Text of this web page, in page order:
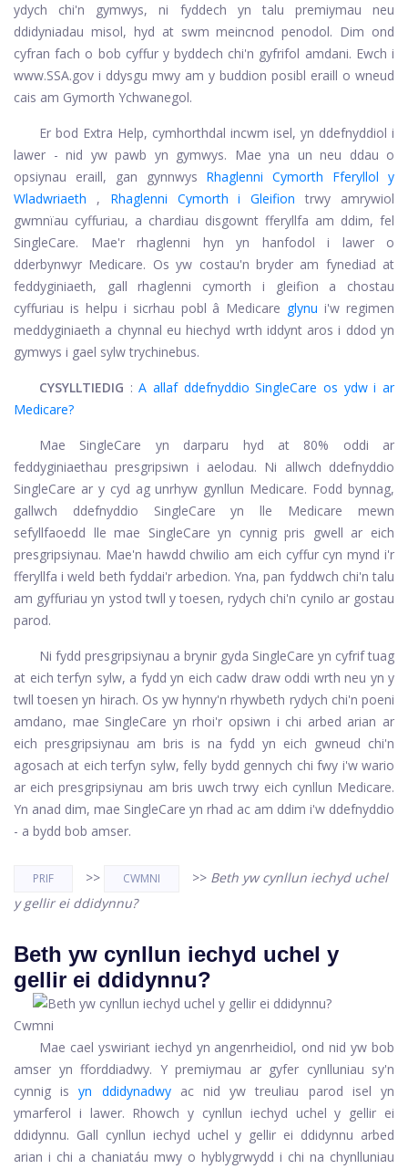
ydych chi'n gymwys, ni fyddech yn talu premiymau neu
ddidyniadau misol, hyd at swm meincnod penodol. Dim ond
cyfran fach o bob cyffur y byddech chi'n gyfrifol amdani. Ewch i
www.SSA.gov i ddysgu mwy am y buddion posibl eraill o wneud
cais am Gymorth Ychwanegol.
Er bod Extra Help, cymhorthdal ​​incwm isel, yn ddefnyddiol i
lawer - nid yw pawb yn gymwys. Mae yna un neu ddau o
opsiynau eraill, gan gynnwys Rhaglenni Cymorth Fferyllol y
Wladwriaeth , Rhaglenni Cymorth i Gleifion trwy amrywiol
gwmnïau cyffuriau, a chardiau disgownt fferyllfa am ddim, fel
SingleCare. Mae'r rhaglenni hyn yn hanfodol i lawer o
dderbynwyr Medicare. Os yw costau'n bryder am fynediad at
feddyginiaeth, gall rhaglenni cymorth i gleifion a chostau
cyffuriau is helpu i sicrhau pobl â Medicare glynu i'w regimen
meddyginiaeth a chynnal eu hiechyd wrth iddynt aros i ddod yn
gymwys i gael sylw trychinebus.
CYSYLLTIEDIG :A allaf ddefnyddio SingleCare os ydw i ar
Medicare?
Mae SingleCare yn darparu hyd at 80% oddi ar
feddyginiaethau presgripsiwn i aelodau. Ni allwch ddefnyddio
SingleCare ar y cyd ag unrhyw gynllun Medicare. Fodd bynnag,
gallwch ddefnyddio SingleCare yn lle Medicare mewn
sefyllfaoedd lle mae SingleCare yn cynnig pris gwell ar eich
presgripsiynau. Mae'n hawdd chwilio am eich cyffur cyn mynd i'r
fferyllfa i weld beth fyddai'r arbedion. Yna, pan fyddwch chi'n talu
am gyffuriau yn ystod twll y toesen, rydych chi'n cynilo ar gostau
parod.
Ni fydd presgripsiynau a brynir gyda SingleCare yn cyfrif tuag
at eich terfyn sylw, a fydd yn eich cadw draw oddi wrth neu yn y
twll toesen yn hirach. Os yw hynny'n rhywbeth rydych chi'n poeni
amdano, mae SingleCare yn rhoi'r opsiwn i chi arbed arian ar
eich presgripsiynau am bris is na fydd yn eich gwneud chi'n
agosach at eich terfyn sylw, felly bydd gennych chi fwy i'w wario
ar eich presgripsiynau am bris uwch trwy eich cynllun Medicare.
Yn anad dim, mae SingleCare yn rhad ac am ddim i'w ddefnyddio
- a bydd bob amser.
PRIF >> CWMNI >> Beth yw cynllun iechyd uchel
y gellir ei ddidynnu?
Beth yw cynllun iechyd uchel y
gellir ei ddidynnu?
Cwmni
Mae cael yswiriant iechyd yn angenrheidiol, ond nid yw bob
amser yn fforddiadwy. Y premiymau ar gyfer cynlluniau sy'n
cynnig isyn ddidynadwyac nid yw treuliau parod isel yn
ymarferol i lawer. Rhowch y cynllun iechyd uchel y gellir ei
ddidynnu. Gall cynllun iechyd uchel y gellir ei ddidynnu arbed
arian i chi a chaniatáu mwy o hyblygrwydd i chi na chynlluniau